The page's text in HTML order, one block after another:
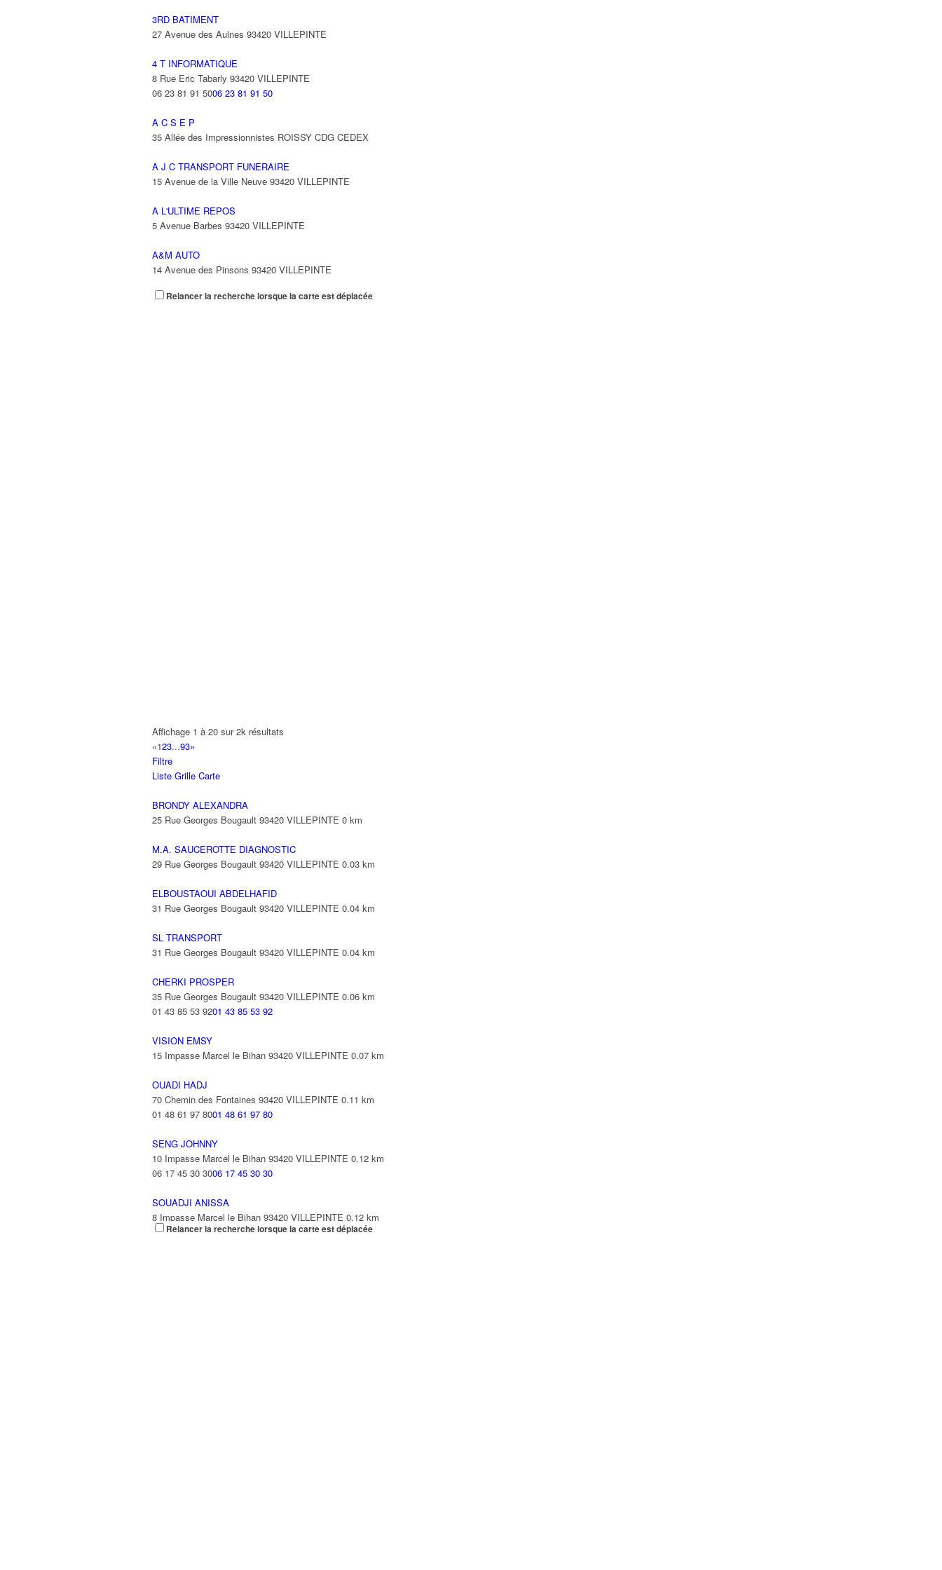
3RD BATIMENT
27 Avenue des Aulnes 93420 VILLEPINTE
4 T INFORMATIQUE
8 Rue Eric Tabarly 93420 VILLEPINTE
06 23 81 91 5006 23 81 91 50
A C S E P
35 Allée des Impressionnistes ROISSY CDG CEDEX
A J C TRANSPORT FUNERAIRE
15 Avenue de la Ville Neuve 93420 VILLEPINTE
A L'ULTIME REPOS
5 Avenue Barbes 93420 VILLEPINTE
A&M AUTO
14 Avenue des Pinsons 93420 VILLEPINTE
A&N EXPORTS LTD
ABBAOUI TOUFIK
10 Allée Georges Gershwin 93420 VILLEPINTE
ABBES SARAH
Relancer la recherche lorsque la carte est déplacée
Affichage 1 à 20 sur 2k résultats
«123...93»
Filtre
Liste Grille Carte
BRONDY ALEXANDRA
25 Rue Georges Bougault 93420 VILLEPINTE 0 km
M.A. SAUCEROTTE DIAGNOSTIC
29 Rue Georges Bougault 93420 VILLEPINTE 0.03 km
ELBOUSTAOUI ABDELHAFID
31 Rue Georges Bougault 93420 VILLEPINTE 0.04 km
SL TRANSPORT
31 Rue Georges Bougault 93420 VILLEPINTE 0.04 km
CHERKI PROSPER
35 Rue Georges Bougault 93420 VILLEPINTE 0.06 km
01 43 85 53 9201 43 85 53 92
VISION EMSY
15 Impasse Marcel le Bihan 93420 VILLEPINTE 0.07 km
OUADI HADJ
70 Chemin des Fontaines 93420 VILLEPINTE 0.11 km
01 48 61 97 8001 48 61 97 80
SENG JOHNNY
10 Impasse Marcel le Bihan 93420 VILLEPINTE 0.12 km
06 17 45 30 3006 17 45 30 30
SOUADJI ANISSA
8 Impasse Marcel le Bihan 93420 VILLEPINTE 0.12 km
Relancer la recherche lorsque la carte est déplacée